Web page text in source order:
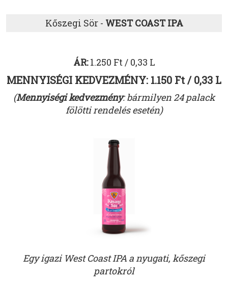
Kőszegi Sör - WEST COAST IPA
ÁR:1.250 Ft / 0,33 L
MENNYISÉGI KEDVEZMÉNY: 1.150 Ft / 0,33 L
(Mennyiségi kedvezmény: bármilyen 24 palack
fölötti rendelés esetén)
Egy igazi West Coast IPA a nyugati, kőszegi
partokról